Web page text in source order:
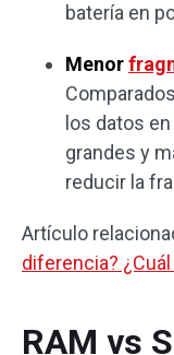
batería en
Menor
los datos
grandes y
reducir la
Artículo
diferencia?
RAM vs